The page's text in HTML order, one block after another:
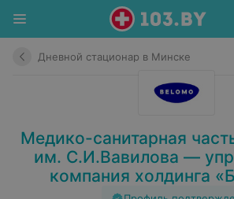
Дневной стационар в Минске
Медико-санитарная
им. С.И.Вавилова —
компания холдинга